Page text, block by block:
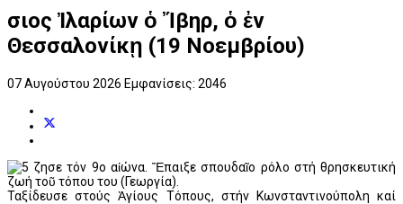
Ὅσιος Ἰλαρίων ὁ Ἴβηρ, ὁ ἐν
Θεσσαλονίκῃ (19 Νοεμβρίου)
07 Αυγούστου 2026 Εμφανίσεις: 2046
ζησε τόν 9ο αἰώνα. Ἔπαιξε σπουδαῖο ρόλο στή θρησκευτική
ζωή τοῦ τόπου του (Γεωργία).
Ταξίδευσε στούς Ἁγίους Τόπους, στήν Κωνσταντινούπολη καί